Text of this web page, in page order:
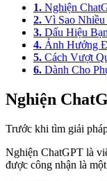
1. Nghiện
2. Vì Sao
3. Dấu Hiệu
4. Ảnh Hưởng
5. Cách Vượt
6. Dành Cho
Nghiện
Trước khi tìm giải
Nghiện ChatGPT là
được công nhận là